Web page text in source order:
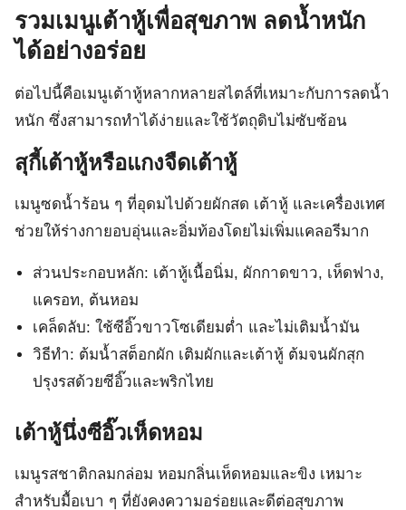
รวมเมนูเต้าหู้เพื่อสุขภาพ ลดน้ำหนัก
ได้อย่างอร่อย
ต่อไปนี้คือเมนูเต้าหู้หลากหลายสไตล์ที่เหมาะกับการลดน้ำ
หนัก ซึ่งสามารถทำได้ง่ายและใช้วัตถุดิบไม่ซับซ้อน
สุกี้เต้าหู้หรือแกงจืดเต้าหู้
เมนูซดน้ำร้อน ๆ ที่อุดมไปด้วยผักสด เต้าหู้ และเครื่องเทศ
ช่วยให้ร่างกายอบอุ่นและอิ่มท้องโดยไม่เพิ่มแคลอรีมาก
ส่วนประกอบหลัก: เต้าหู้เนื้อนิ่ม, ผักกาดขาว, เห็ดฟาง,
แครอท, ต้นหอม
เคล็ดลับ: ใช้ซีอิ๊วขาวโซเดียมต่ำ และไม่เติมน้ำมัน
วิธีทำ: ต้มน้ำสต็อกผัก เติมผักและเต้าหู้ ต้มจนผักสุก
ปรุงรสด้วยซีอิ๊วและพริกไทย
เต้าหู้นึ่งซีอิ๊วเห็ดหอม
เมนูรสชาติกลมกล่อม หอมกลิ่นเห็ดหอมและขิง เหมาะ
สำหรับมื้อเบา ๆ ที่ยังคงความอร่อยและดีต่อสุขภาพ